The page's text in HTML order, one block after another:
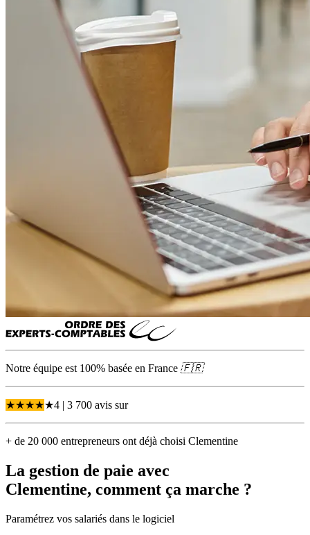
Notre équipe est 100% basée en France 🇫🇷
★★★★★4 | 3 700 avis sur
+ de 20 000 entrepreneurs ont déjà choisi Clementine
La gestion de paie avec
Clementine, comment ça marche ?
Paramétrez vos salariés dans le logiciel